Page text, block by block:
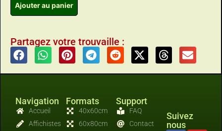
Ajouter au panier
Partagez votre trouvaille :
Navigation
Accueil
Affichistes
Formats
40x60cm
60x80cm
Support
FAQ
Contact
Suivez
nous